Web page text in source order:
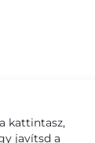
kattintasz,
javítsd a